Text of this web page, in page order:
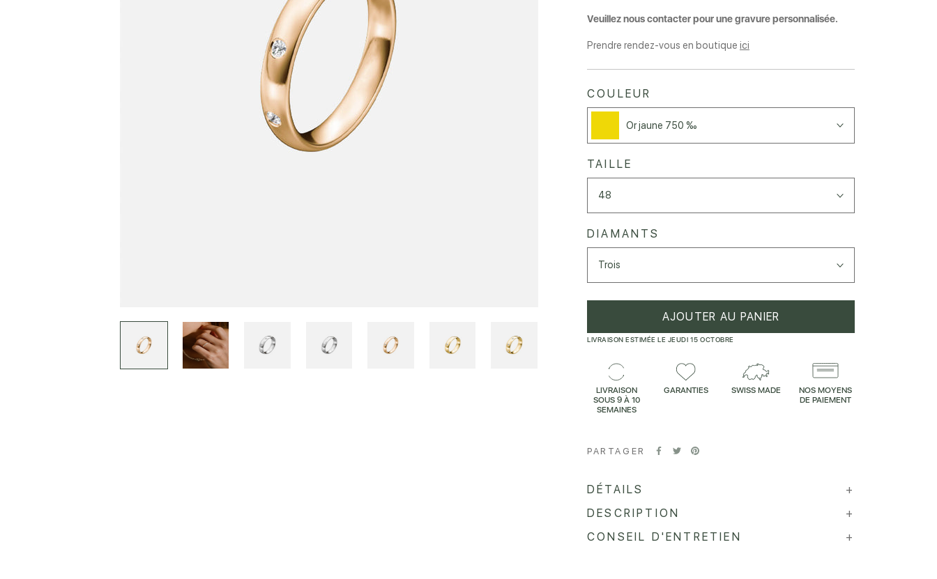
Veuillez nous contacter pour une gravure personnalisée.
Prendre rendez-vous en boutique ici
COULEUR
Or jaune 750 ‰
TAILLE
48
DIAMANTS
Trois
AJOUTER AU PANIER
LIVRAISON ESTIMÉE LE JEUDI 15 OCTOBRE
LIVRAISON
SOUS 9 À 10
SEMAINES
GARANTIES SWISS MADE
NOS MOYENS
DE PAIEMENT
PARTAGER
DÉTAILS
+
DESCRIPTION
+
CONSEIL D'ENTRETIEN
+